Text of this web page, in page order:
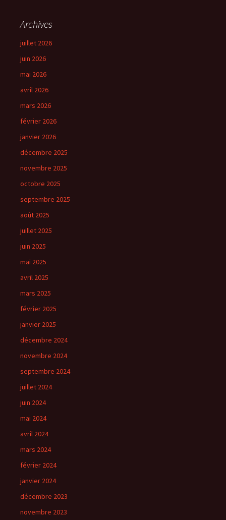
Archives
juillet 2026
juin 2026
mai 2026
avril 2026
mars 2026
février 2026
janvier 2026
décembre 2025
novembre 2025
octobre 2025
septembre 2025
août 2025
juillet 2025
juin 2025
mai 2025
avril 2025
mars 2025
février 2025
janvier 2025
décembre 2024
novembre 2024
septembre 2024
juillet 2024
juin 2024
mai 2024
avril 2024
mars 2024
février 2024
janvier 2024
décembre 2023
novembre 2023